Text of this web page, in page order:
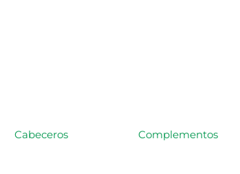
Cabeceros Complementos